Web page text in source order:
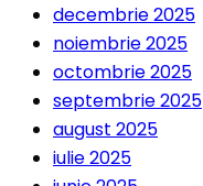
decembrie 2025
noiembrie 2025
octombrie 2025
septembrie 2025
august 2025
iulie 2025